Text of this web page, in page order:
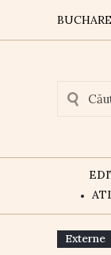
Externe